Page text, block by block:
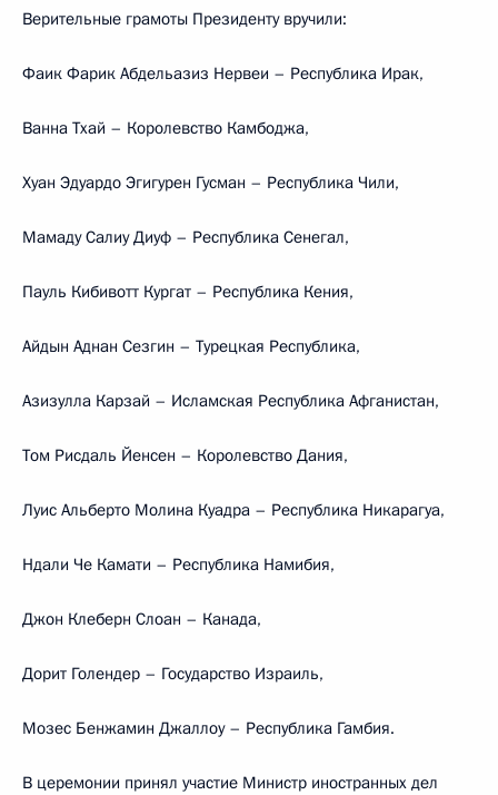
Верительные грамоты Президенту вручили:
Фаик Фарик Абдельазиз Нервеи – Республика Ирак,
Ванна Тхай – Королевство Камбоджа,
Хуан Эдуардо Эгигурен Гусман – Республика Чили,
Мамаду Салиу Диуф – Республика Сенегал,
Пауль Кибивотт Кургат – Республика Кения,
Айдын Аднан Сезгин – Турецкая Республика,
Азизулла Карзай – Исламская Республика Афганистан,
Том Рисдаль Йенсен – Королевство Дания,
Луис Альберто Молина Куадра – Республика Никарагуа,
Ндали Че Камати – Республика Намибия,
Джон Клеберн Слоан – Канада,
Дорит Голендер – Государство Израиль,
Мозес Бенжамин Джаллоу – Республика Гамбия.
В церемонии принял участие Министр иностранных дел